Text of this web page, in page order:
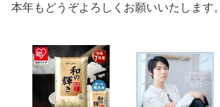
本年もどうぞよろしくお願いいたします。